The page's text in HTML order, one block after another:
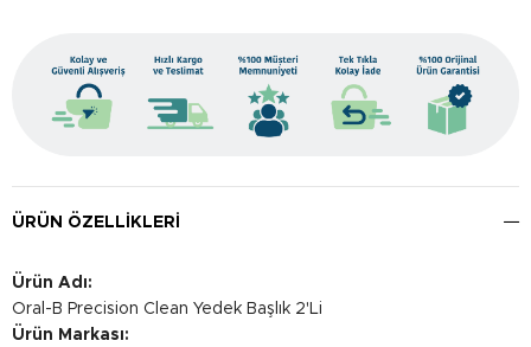
ÜRÜN ÖZELLIKLERI
Ürün Adı:
Oral-B Precision Clean Yedek Başlık 2'Li
Ürün Markası: